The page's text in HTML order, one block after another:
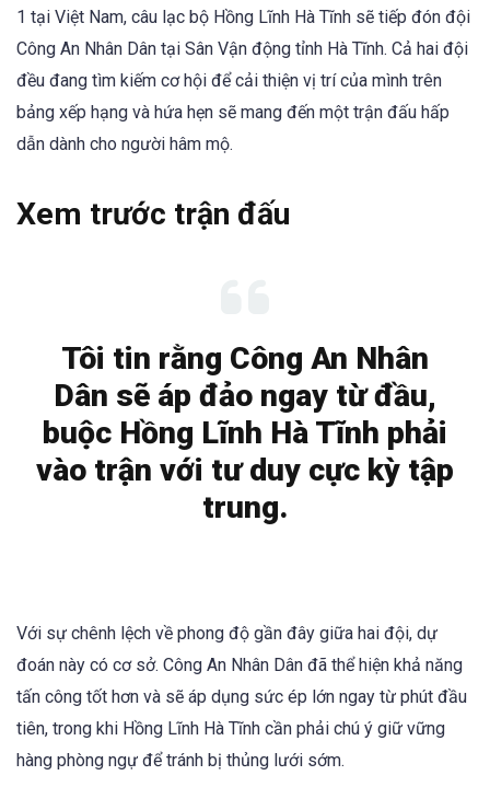
1 tại Việt Nam, câu lạc bộ Hồng Lĩnh Hà Tĩnh sẽ tiếp đón đội
Công An Nhân Dân tại Sân Vận động tỉnh Hà Tĩnh. Cả hai đội
đều đang tìm kiếm cơ hội để cải thiện vị trí của mình trên
bảng xếp hạng và hứa hẹn sẽ mang đến một trận đấu hấp
dẫn dành cho người hâm mộ.
Xem trước trận đấu
Tôi tin rằng Công An Nhân
Dân sẽ áp đảo ngay từ đầu,
buộc Hồng Lĩnh Hà Tĩnh phải
vào trận với tư duy cực kỳ tập
trung.
Với sự chênh lệch về phong độ gần đây giữa hai đội, dự
đoán này có cơ sở. Công An Nhân Dân đã thể hiện khả năng
tấn công tốt hơn và sẽ áp dụng sức ép lớn ngay từ phút đầu
tiên, trong khi Hồng Lĩnh Hà Tĩnh cần phải chú ý giữ vững
hàng phòng ngự để tránh bị thủng lưới sớm.